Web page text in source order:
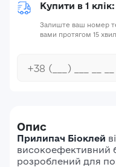
Купити в 1 клік:
Залиште ваш номер
вами протягом 15
Опис
Прилипач Біоклей
високоефективний
розроблений для